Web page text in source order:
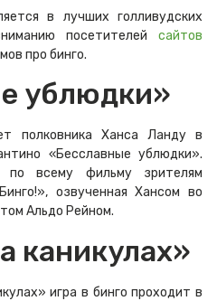
в лучших голливудских
посетителей сайтов
про бинго.
ублюдки»
полковника Ханса Ланду в
«Бесславные ублюдки».
всему фильму зрителям
озвученная Хансом во
Альдо Рейном.
каникулах»
игра в бинго проходит в